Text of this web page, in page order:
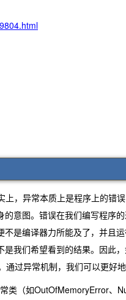
异常本质上是程序上的错误
意图。错误在我们编写程序
是编译器力所能及了，并且运
我们希望看到的结果。因此
过异常机制，我们可以更好地
（如OutOfMemoryError、